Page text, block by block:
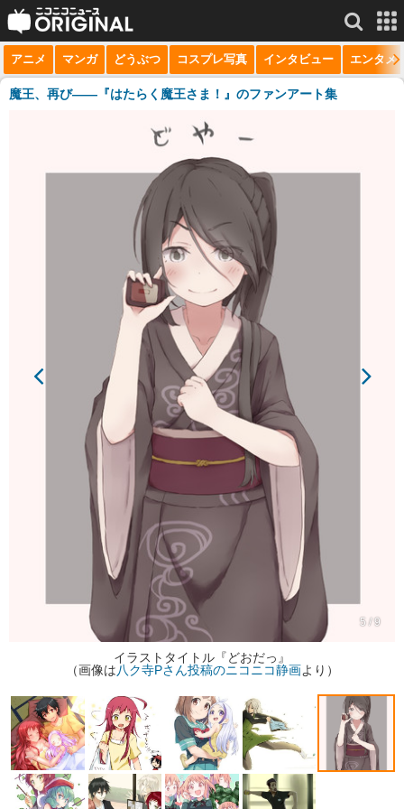
サービス一覧 もっと見る
niconico
アニメ マンガ どうぶつ コスプレ写真 インタビュー エンタメ
魔王、再び――『はたらく魔王さま！』のファンアート集
5 / 9
イラストタイトル『どおだっ』
（画像は八ク寺Pさん投稿のニコニコ静画より）